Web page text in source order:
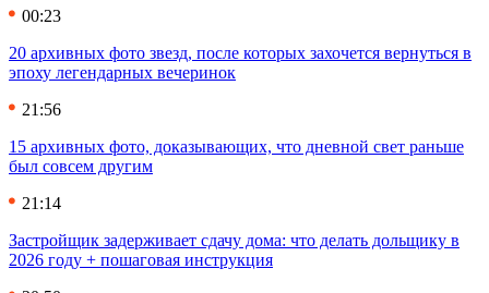
00:23
20 архивных фото звезд, после которых захочется вернуться в
эпоху легендарных вечеринок
21:56
15 архивных фото, доказывающих, что дневной свет раньше
был совсем другим
21:14
Застройщик задерживает сдачу дома: что делать дольщику в
2026 году + пошаговая инструкция